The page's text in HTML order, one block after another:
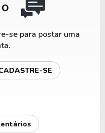
se para postar uma
SE